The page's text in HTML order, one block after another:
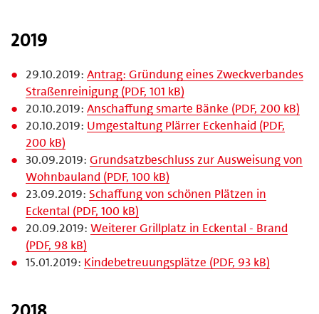
2019
29.10.2019:Antrag: Gründung eines Zweckverbandes
Straßenreinigung (PDF, 101 kB)
20.10.2019:Anschaffung smarte Bänke (PDF, 200 kB)
20.10.2019: Umgestaltung Plärrer Eckenhaid (PDF,
200 kB)
30.09.2019:Grundsatzbeschluss zur Ausweisung von
Wohnbauland (PDF, 100 kB)
23.09.2019: Schaffung von schönen Plätzen in
Eckental (PDF, 100 kB)
20.09.2019:Weiterer Grillplatz in Eckental - Brand
(PDF, 98 kB)
15.01.2019: Kindebetreuungsplätze (PDF, 93 kB)